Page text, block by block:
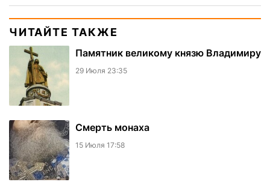
ЧИТАЙТЕ ТАКЖЕ
Памятник великому князю Владимиру
29 Июля 23:35
Смерть монаха
15 Июля 17:58